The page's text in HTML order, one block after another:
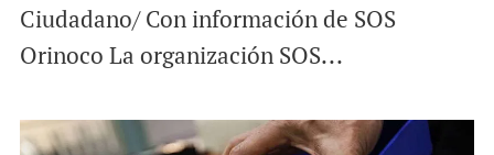
Ciudadano/ Con información de SOS
Orinoco La organización SOS...